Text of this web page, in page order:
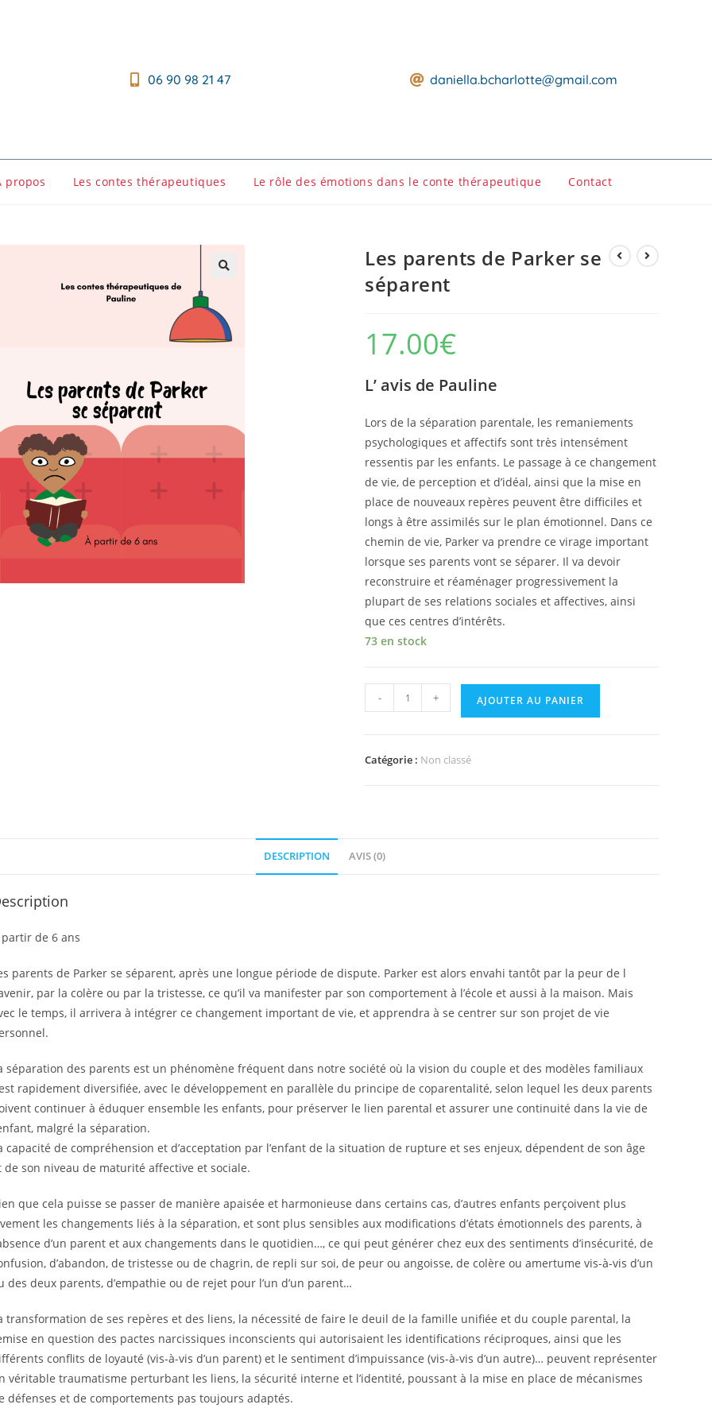
06 90 98 21 47 daniella.bcharlotte@gmail.com
propos Les contes thérapeutiques Le rôle des émotions dans le conte thérapeutique Contact
Les parents de Parker se
séparent
17.00€
L’ avis de Pauline
Lors de la séparation parentale, les remaniements
psychologiques et affectifs sont très intensément
ressentis par les enfants. Le passage à ce changement
de vie, de perception et d’idéal, ainsi que la mise en
place de nouveaux repères peuvent être difficiles et
longs à être assimilés sur le plan émotionnel. Dans ce
chemin de vie, Parker va prendre ce virage important
lorsque ses parents vont se séparer. Il va devoir
reconstruire et réaménager progressivement la
plupart de ses relations sociales et affectives, ainsi
que ces centres d’intérêts.
73 en stock
- + AJOUTER AU PANIER
Catégorie : Non classé
DESCRIPTION AVIS (0)
partir de 6 ans
parents de Parker se séparent, après une longue période de dispute. Parker est alors envahi tantôt par la peur de l
par la colère ou par la tristesse, ce qu’il va manifester par son comportement à l’école et aussi à la maison. Mais
le temps, il arrivera à intégrer ce changement important de vie, et apprendra à se centrer sur son projet de vie
séparation des parents est un phénomène fréquent dans notre société où la vision du couple et des modèles familiaux
rapidement diversifiée, avec le développement en parallèle du principe de coparentalité, selon lequel les deux parents
continuer à éduquer ensemble les enfants, pour préserver le lien parental et assurer une continuité dans la vie de
malgré la séparation.
capacité de compréhension et d’acceptation par l’enfant de la situation de rupture et ses enjeux, dépendent de son âge
de son niveau de maturité affective et sociale.
que cela puisse se passer de manière apaisée et harmonieuse dans certains cas, d’autres enfants perçoivent plus
les changements liés à la séparation, et sont plus sensibles aux modifications d’états émotionnels des parents, à
d’un parent et aux changements dans le quotidien…, ce qui peut générer chez eux des sentiments d’insécurité, de
d’abandon, de tristesse ou de chagrin, de repli sur soi, de peur ou angoisse, de colère ou amertume vis-à-vis d’un
des deux parents, d’empathie ou de rejet pour l’un d’un parent…
transformation de ses repères et des liens, la nécessité de faire le deuil de la famille unifiée et du couple parental, la
en question des pactes narcissiques inconscients qui autorisaient les identifications réciproques, ainsi que les
conflits de loyauté (vis-à-vis d’un parent) et le sentiment d’impuissance (vis-à-vis d’un autre)… peuvent représenter
véritable traumatisme perturbant les liens, la sécurité interne et l’identité, poussant à la mise en place de mécanismes
défenses et de comportements pas toujours adaptés.